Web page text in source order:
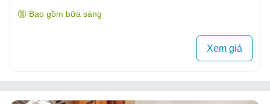
Bao gồm bữa sáng
Xem giá